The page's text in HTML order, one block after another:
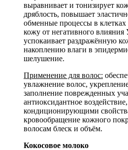
выравнивает и тонизирует
дряблость, повышает
обменные процессы в
кожу от негативного влияния
успокаивает раздражённую
накоплению влаги в
шелушение.
Применение для волос:
увлажнение волос,
заполнение поврежденных
антиоксидантное
кондиционирующими
кровообращение кожного
волосам блеск и объём.
Кокосовое молоко